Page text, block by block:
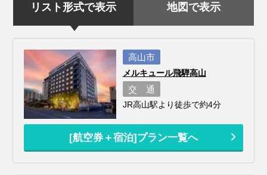
リスト形式で表示 地図で表示
高山市
メルキュール飛騨高山
交 通
JR高山駅より徒歩で約4分
[航空券＋宿泊]プラン一覧へ